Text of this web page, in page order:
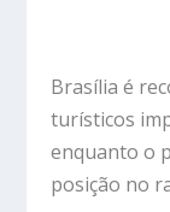
Brasília é
turísticos
enquanto o
posição no